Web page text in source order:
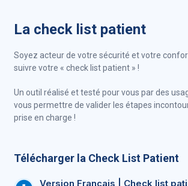
La check list patient
Soyez acteur de votre sécurité et votre
suivre votre « check list patient » !
Un outil réalisé et testé pour vous par des
vous permettre de valider les étapes
prise en charge !
Télécharger la Check List Patient
Version Français | Check list